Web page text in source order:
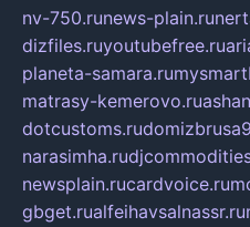
nv-750.runews-plain.ru
dizfiles.ruyoutubefree.ru
planeta-samara.ru
matrasy-kemerovo.ru
dotcustoms.ru
narasimha.ru
newsplain.rucardvoice.ru
gbget.rualfeihavsalnassr.ru